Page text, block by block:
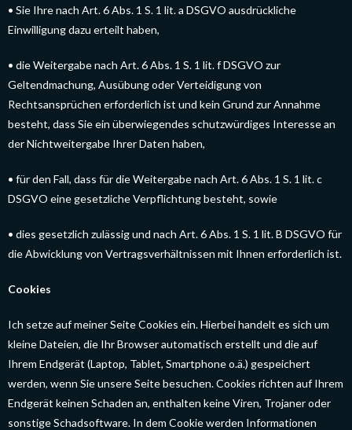
• Sie Ihre nach Art. 6 Abs. 1 S. 1 lit. a DSGVO ausdrückliche
Einwilligung dazu erteilt haben,
• die Weitergabe nach Art. 6 Abs. 1 S. 1 lit. f DSGVO zur
Geltendmachung, Ausübung oder Verteidigung von
Rechtsansprüchen erforderlich ist und kein Grund zur Annahme
besteht, dass Sie ein überwiegendes schutzwürdiges Interesse an
der Nichtweitergabe Ihrer Daten haben,
• für den Fall, dass für die Weitergabe nach Art. 6 Abs. 1 S. 1 lit. c
DSGVO eine gesetzliche Verpflichtung besteht, sowie
• dies gesetzlich zulässig und nach Art. 6 Abs. 1 S. 1 lit. B DSGVO für
die Abwicklung von Vertragsverhältnissen mit Ihnen erforderlich ist.
Cookies
Ich setze auf meiner Seite Cookies ein. Hierbei handelt es sich um
kleine Dateien, die Ihr Browser automatisch erstellt und die auf
Ihrem Endgerät (Laptop, Tablet, Smartphone o.ä.) gespeichert
werden, wenn Sie unsere Seite besuchen. Cookies richten auf Ihrem
Endgerät keinen Schaden an, enthalten keine Viren, Trojaner oder
sonstige Schadsoftware. In dem Cookie werden Informationen